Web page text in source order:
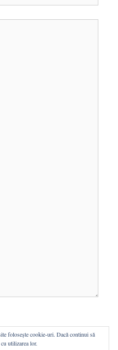
folosește cookie-uri. Dacă continui să
utilizarea lor.